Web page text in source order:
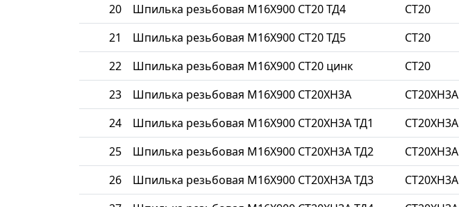
20 Шпилька резьбовая М16Х900 СТ20 ТД4 СТ20
21 Шпилька резьбовая М16Х900 СТ20 ТД5 СТ20
22 Шпилька резьбовая М16Х900 СТ20 цинк СТ20
23 Шпилька резьбовая М16Х900 СТ20ХН3А СТ20ХН3А
24 Шпилька резьбовая М16Х900 СТ20ХН3А ТД1 СТ20ХН3А
25 Шпилька резьбовая М16Х900 СТ20ХН3А ТД2 СТ20ХН3А
26 Шпилька резьбовая М16Х900 СТ20ХН3А ТД3 СТ20ХН3А